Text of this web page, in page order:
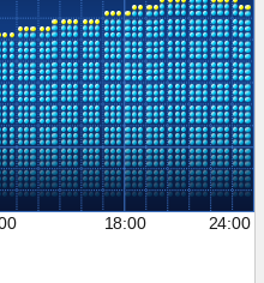
18:00 24:00